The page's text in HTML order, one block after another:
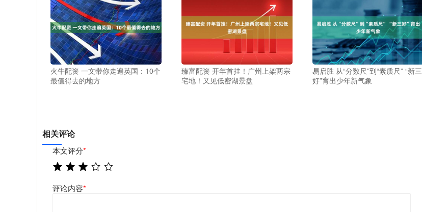
火牛配资 一文带你走遍英国：10个
最值得去的地方
臻富配资 开年首挂！广州上架两宗
宅地！又见低密湖景盘
易启胜 从“分数尺”到“素质尺” “新三
好”育出少年新气象
相关评论
本文评分*
评论内容*